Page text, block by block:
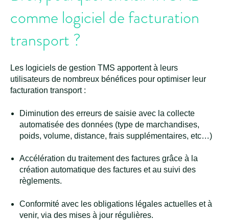
comme logiciel de facturation
transport ?
Les logiciels de gestion TMS apportent à leurs
utilisateurs de nombreux bénéfices pour optimiser leur
facturation transport :
Diminution des erreurs de saisie avec la collecte
automatisée des données (type de marchandises,
poids, volume, distance, frais supplémentaires, etc…)
Accélération du traitement des factures grâce à la
création automatique des factures et au suivi des
règlements.
Conformité avec les obligations légales actuelles et à
venir, via des mises à jour régulières.